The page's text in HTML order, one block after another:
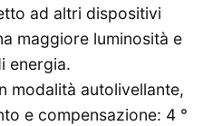
ad altri dispositivi
maggiore luminosità e
energia.
modalità autolivellante,
e compensazione: 4 °